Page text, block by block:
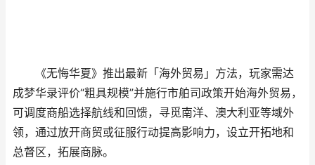
《无悔华夏》推出最新「海外贸易」方法，玩家需达
成梦华录评价“粗具规模”并施行市舶司政策开始海外贸易，
可调度商船选择航线和回馈，寻觅南洋、澳大利亚等域外
领，通过放开商贸或征服行动提高影响力，设立开拓地和
总督区，拓展商脉。